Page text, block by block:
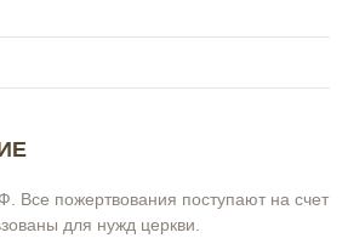
Все пожертвования поступают на счет
для нужд церкви.